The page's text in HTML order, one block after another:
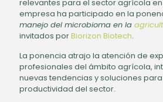
relevantes para el sector agrícola en
empresa ha participado en la
manejo del microbioma en la
invitados porBiorizon Biotech.
La ponencia atrajo la atención de
profesionales del ámbito agrícola,
nuevas tendencias y soluciones
productividad del sector.